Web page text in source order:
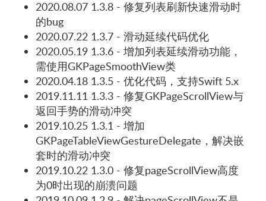
2020.08.07 1.3.8 - 修复列表刷新快速滑动时
的bug
2020.07.22 1.3.7 - 滑动延续代码优化
2020.05.19 1.3.6 - 增加列表延续滑动功能，
需使用GKPageSmoothView类
2020.04.18 1.3.5 - 优化代码，支持Swift 5.x
2019.11.11 1.3.3 - 修复GKPageScrollView与
返回手势的滑动冲突
2019.10.25 1.3.1 - 增加
GKPageTableViewGestureDelegate，解决嵌
套时的滑动冲突
2019.10.22 1.3.0 - 修复pageScrollView高度
为0时出现的崩溃问题